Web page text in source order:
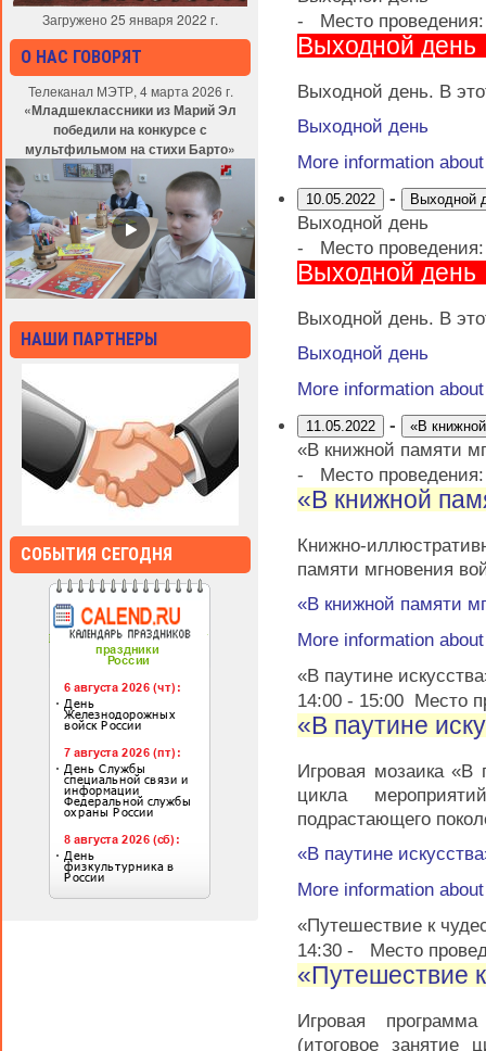
Загружено 25 января 2022 г.
О НАС ГОВОРЯТ
Телеканал МЭТР, 4 марта 2026 г.
«Младшеклассники из Марий Эл
победили на конкурсе с
мультфильмом на стихи Барто»
НАШИ ПАРТНЕРЫ
СОБЫТИЯ СЕГОДНЯ
-
Место
Выходной день
Выходной день. В
Выходной день
More information
10.05.2022 - Выходной
Выходной день
-
Место
Выходной день
Выходной день. В
Выходной день
More information
11.05.2022 - «В
«В книжной памяти
-
Место
«В книжной
Книжно-
памяти мгновения
«В книжной памяти
More information
«В паутине
14:00- 15:00Место
«В паутине
Игровая мозаика «В
цикла
подрастающего
«В паутине
More information
«Путешествие к
14:30- Место
«Путешествие
Игровая
(итоговое занятие